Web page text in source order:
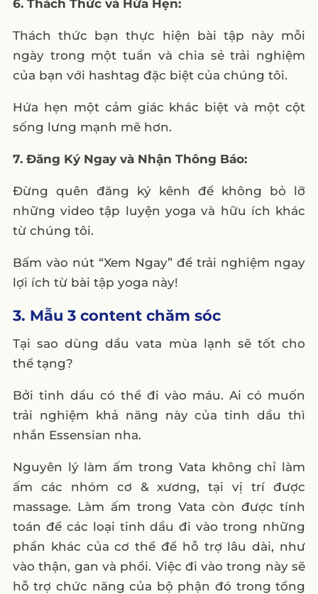
6. Thách Thức và Hứa Hẹn:
Thách thức bạn thực hiện bài tập này mỗi
ngày trong một tuần và chia sẻ trải nghiệm
của bạn với hashtag đặc biệt của chúng tôi.
Hứa hẹn một cảm giác khác biệt và một cột
sống lưng mạnh mẽ hơn.
7. Đăng Ký Ngay và Nhận Thông Báo:
Đừng quên đăng ký kênh để không bỏ lỡ
những video tập luyện yoga và hữu ích khác
từ chúng tôi.
Bấm vào nút “Xem Ngay” để trải nghiệm ngay
lợi ích từ bài tập yoga này!
3. Mẫu 3 content chăm sóc
Tại sao dùng dầu vata mùa lạnh sẽ tốt cho
thể tạng?
Bởi tinh dầu có thể đi vào máu. Ai có muốn
trải nghiệm khả năng này của tinh dầu thì
nhắn Essensian nha.
Nguyên lý làm ấm trong Vata không chỉ làm
ấm các nhóm cơ & xương, tại vị trí được
massage. Làm ấm trong Vata còn được tính
toán để các loại tinh dầu đi vào trong những
phần khác của cơ thể để hỗ trợ lâu dài, như
vào thận, gan và phổi. Việc đi vào trong này sẽ
hỗ trợ chức năng của bộ phận đó trong tổng